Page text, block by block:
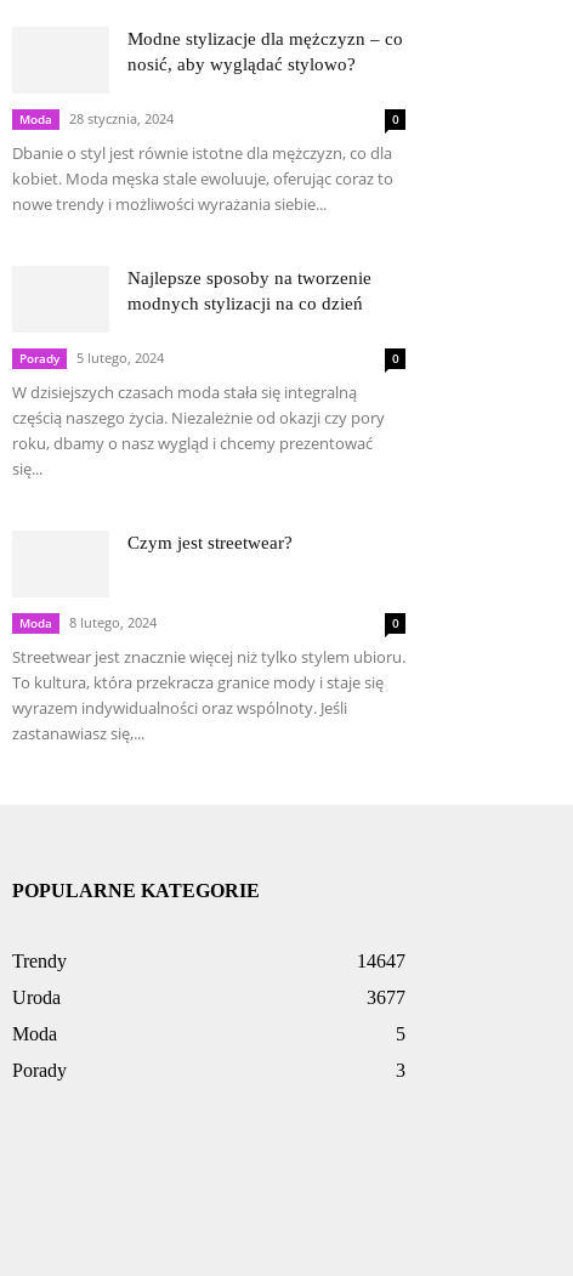
Modne stylizacje dla mężczyzn – co
nosić, aby wyglądać stylowo?
Moda 28 stycznia, 2024 0
Dbanie o styl jest równie istotne dla mężczyzn, co dla
kobiet. Moda męska stale ewoluuje, oferując coraz to
nowe trendy i możliwości wyrażania siebie...
Najlepsze sposoby na tworzenie
modnych stylizacji na co dzień
Porady 5 lutego, 2024 0
W dzisiejszych czasach moda stała się integralną
częścią naszego życia. Niezależnie od okazji czy pory
roku, dbamy o nasz wygląd i chcemy prezentować
się...
Czym jest streetwear?
Moda 8 lutego, 2024 0
Streetwear jest znacznie więcej niż tylko stylem ubioru.
To kultura, która przekracza granice mody i staje się
wyrazem indywidualności oraz wspólnoty. Jeśli
zastanawiasz się,...
POPULARNE KATEGORIE
Trendy
14647
Uroda
3677
Moda
5
Porady
3